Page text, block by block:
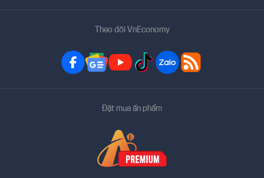
Theo dõi VnEconomy
Đặt mua ấn phẩm